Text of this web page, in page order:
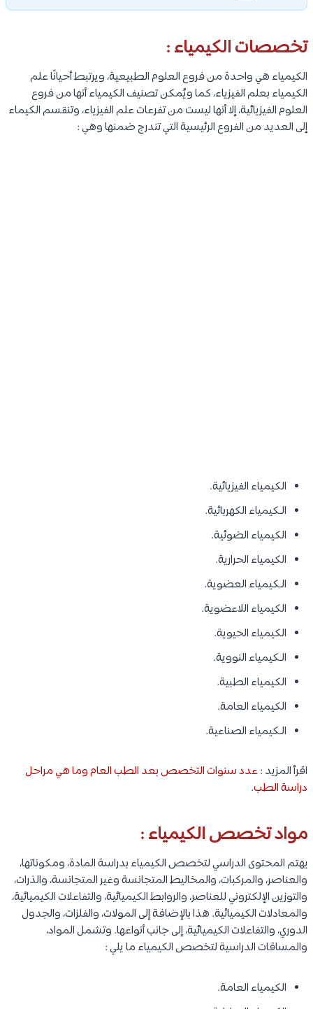
تخصصات الكيمياء :
الكيمياء هي واحدة من فروع العلوم الطبيعية، ويرتبط أحيانًا علم
الكيمياء بعلم الفيزياء، كما ويُمكن تصنيف الكيمياء أنها من فروع
العلوم الفيزيائية، إلا أنها ليست من تفرعات علم الفيزياء، وتنقسم الكيماء
إلى العديد من الفروع الرئيسية التي تندرج ضمنها وهي :
الكيمياء الفيزيائية.
الـكيمياء الكهربائية.
الكيمياء الضوئية.
الكيمياء الحرارية.
الـكيمياء العضوية.
الكيمياء اللاعضوية.
الكيمياء الحيوية.
الـكيمياء النووية.
الكيمياء الطبية.
الكيمياء العامة.
الـكيمياء الصناعية.
اقرأ المزيد :عدد سنوات التخصص بعد الطب العام وما هي مراحل
دراسة الطب.
مواد تخصص الكيمياء :
يهتم المحتوى الدراسي لتخصص الكيمياء بدراسة المادة، ومكوناتها،
والعناصر، والمركبات، والمخاليط المتجانسة وغير المتجانسة، والذرات،
والتوزين الإلكتروني للعناصر، والروابط الكيميائية، والتفاعلات الكيميائية،
والمعادلات الكيميائية. هذا بالإضافة إلى المولات، والفلزات، والجدول
الدوري، والتفاعلات الكيميائية، إلى جانب أنواعها. وتشمل المواد،
والمساقات الدراسية لتخصص الكيمياء ما يلي :
الكيمياء العامة.